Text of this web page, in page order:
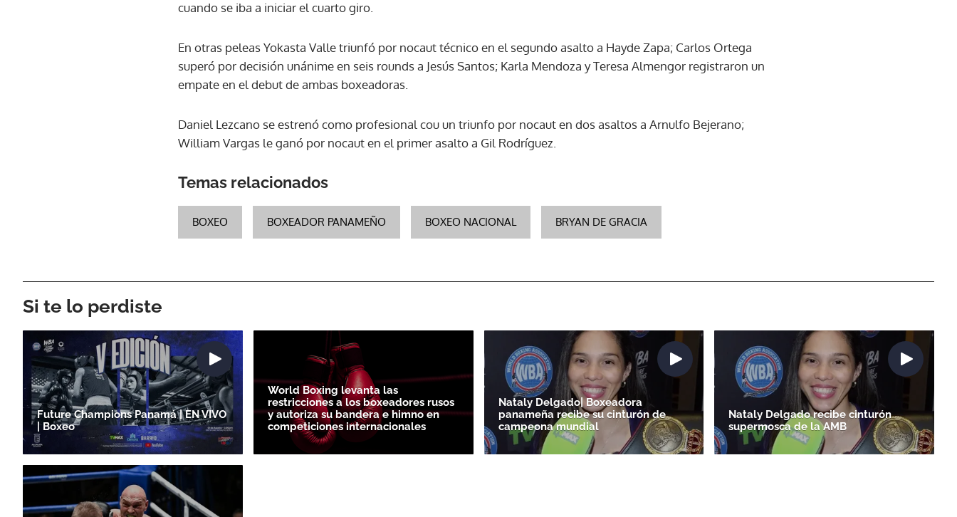
Gracias por suscribirte a nuestro boletín.
cuando se iba a iniciar el cuarto giro.
En otras peleas Yokasta Valle triunfó por nocaut técnico en el segundo asalto a Hayde Zapa; Carlos Ortega
superó por decisión unánime en seis rounds a Jesús Santos; Karla Mendoza y Teresa Almengor registraron un
empate en el debut de ambas boxeadoras.
Daniel Lezcano se estrenó como profesional cou un triunfo por nocaut en dos asaltos a Arnulfo Bejerano;
William Vargas le ganó por nocaut en el primer asalto a Gil Rodríguez.
Temas relacionados
BOXEO BOXEADOR PANAMEÑO BOXEO NACIONAL BRYAN DE GRACIA
Si te lo perdiste
Future Champions Panamá | EN VIVO
| Boxeo
World Boxing levanta las
restricciones a los boxeadores rusos
y autoriza su bandera e himno en
competiciones internacionales
Nataly Delgado| Boxeadora
panameña recibe su cinturón de
campeona mundial
Nataly Delgado recibe cinturón
supermosca de la AMB